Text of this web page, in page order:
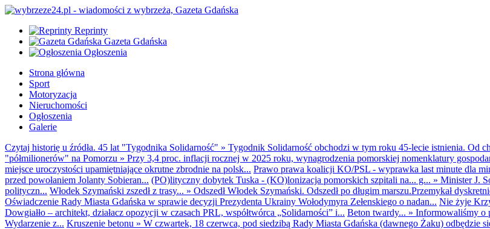
Reprinty
Gazeta Gdańska
Ogłoszenia
Strona główna
Sport
Motoryzacja
Nieruchomości
Ogłoszenia
Galerie
Czytaj historię u źródła. 45 lat "Tygodnika Solidarność" » Tygodnik Solidarność obchodzi w tym roku 45-lecie istnienia. Od
"półmilionerów" na Pomorzu » Przy 3,4 proc. inflacji rocznej w 2025 roku, wynagrodzenia pomorskiej nomenklatury
miejsce uroczystości upamiętniające okrutne zbrodnie na polsk... Prawo prawa koalicji KO/PSL - wyprawka last minute dla
przed powołaniem Jolanty Sobieran... (PO)lityczny dobytek Tuska - (KO)lonizacja pomorskich szpitali na... g... » Minister J.
polityczn... Włodek Szymański zszedł z trasy... » Odszedł Włodek Szymański. Odszedł po długim marszu.Przemykał
Oświadczenie Rady Miasta Gdańska w sprawie decyzji Prezydenta Ukrainy Wołodymyra Zełenskiego o nadan... Nie żyje
Dowgiałło – architekt, działacz opozycji w czasach PRL, współtwórca „Solidarności” i... Beton twardy... » Informowaliśmy o
Wydarzenie z... Kruszenie betonu » W czwartek, 18 czerwca, pod siedzibą Rady Miasta Gdańska (dawnego Żaku) odbędzie